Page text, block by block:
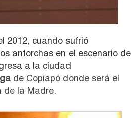
2012, cuando sufrió
antorchas en el escenario de
a la ciudad
de Copiapó donde será el
de la Madre.